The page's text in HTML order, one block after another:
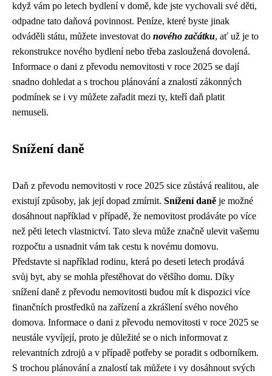
když vám po letech bydlení v domě, kde jste vychovali své děti,
odpadne tato daňová povinnost. Peníze, které byste jinak
odváděli státu, můžete investovat do nového začátku, ať už je to
rekonstrukce nového bydlení nebo třeba zasloužená dovolená.
Informace o dani z převodu nemovitosti v roce 2025 se dají
snadno dohledat a s trochou plánování a znalostí zákonných
podmínek se i vy můžete zařadit mezi ty, kteří daň platit
nemuseli.
Snížení daně
Daň z převodu nemovitosti v roce 2025 sice zůstává realitou, ale
existují způsoby, jak její dopad zmírnit. Snížení daně je možné
dosáhnout například v případě, že nemovitost prodáváte po více
než pěti letech vlastnictví. Tato sleva může značně ulevit vašemu
rozpočtu a usnadnit vám tak cestu k novému domovu.
Představte si například rodinu, která po deseti letech prodává
svůj byt, aby se mohla přestěhovat do většího domu. Díky
snížení daně z převodu nemovitosti budou mít k dispozici více
finančních prostředků na zařízení a zkrášlení svého nového
domova. Informace o dani z převodu nemovitosti v roce 2025 se
neustále vyvíjejí, proto je důležité se o nich informovat z
relevantních zdrojů a v případě potřeby se poradit s odborníkem.
S trochou plánování a znalostí tak můžete i vy dosáhnout svých